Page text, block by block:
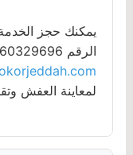
يمكنك حجز
الرقم 0560329696 أو زيارة موقعنا الإلكتروني
لمعاينة العفش